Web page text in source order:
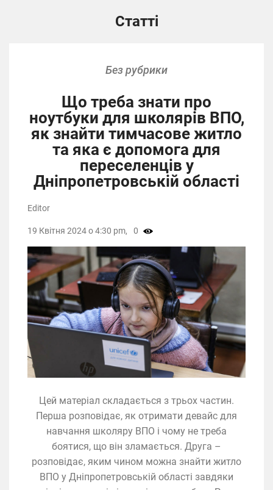
Статті
Без рубрики
Що треба знати про
ноутбуки для школярів ВПО,
як знайти тимчасове житло
та яка є допомога для
переселенців у
Дніпропетровській області
Цей матеріал складається з трьох частин.
Перша розповідає, як отримати девайс для
навчання школяру ВПО і чому не треба
боятися, що він зламається. Друга –
розповідає, яким чином можна знайти житло
ВПО у Дніпропетровській області завдяки
Editor
19 Квітня 2024 о 4:30 pm, 0